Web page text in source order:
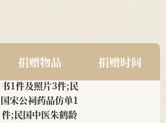
捐赠物品 捐赠时间
民国中医诊所开业
贺牌为1对;近现代
名医钱伯煊修业证
书1件及照片3件;民
国宋公祠药品仿单1
件;民国中医朱鹤龄
2025